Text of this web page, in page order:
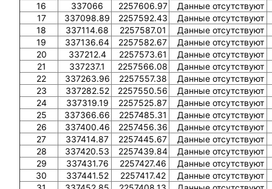
16
337066 2257606.97
Данные отсутствуют
17
337098.89 2257592.43
Данные отсутствуют
18
337114.68 2257587.01
Данные отсутствуют
19
337136.64 2257582.67
Данные отсутствуют
20
337212.4 2257573.61
Данные отсутствуют
21
337237.1 2257566.08
Данные отсутствуют
22
337263.96 2257557.38
Данные отсутствуют
23
337282.52 2257550.56
Данные отсутствуют
24
337319.19 2257525.87
Данные отсутствуют
25
337366.66 2257485.31
Данные отсутствуют
26
337400.46 2257456.36
Данные отсутствуют
27
337414.87 2257445.67
Данные отсутствуют
28
337420.53 2257439.84
Данные отсутствуют
29
337431.76 2257427.46
Данные отсутствуют
30
337441.52 2257417.42
Данные отсутствуют